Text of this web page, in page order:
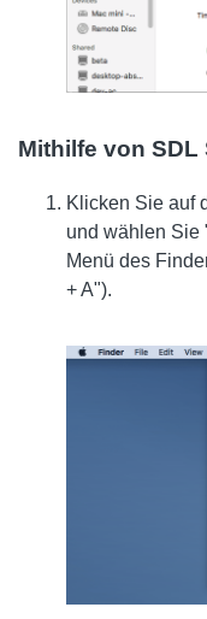
Mithilfe von SDL
Klicken Sie auf
und wählen Sie
Menü des
+ A").